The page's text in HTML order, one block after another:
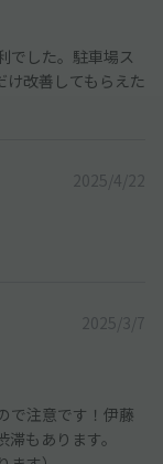
でした。駐車場ス
け改善してもらえた
2025/4/22
2025/3/7
で注意です！伊藤
もあります。